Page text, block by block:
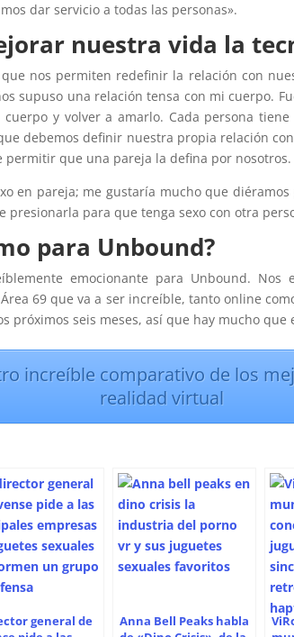
dar servicio a todas las personas».
nuestra vida la
nos permiten redefinir la relación con
supuso una relación tensa con mi cuerpo.
y volver a amarlo. Cada persona
debemos definir nuestra propia relación
permitir que una pareja la defina por nosotros.
en pareja; me gustaría mucho que
presionarla para que tenga sexo con otra
para Unbound?
emocionante para Unbound. Nos
69 que va a ser increíble, tanto online
próximos seis meses, así que hay mucho que
increíble comparativo de los
realidad virtual
general de
Anna Bell Peaks habla